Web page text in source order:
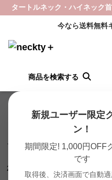
タートルネック・ハイネック
今なら送料無料
商品を検索する
新規ユーザー限定
ン！
期間限定! 1,000円OFF
です
取得後、決済画面で自動適
neckty＋ TOP
インナー タートルネック
259